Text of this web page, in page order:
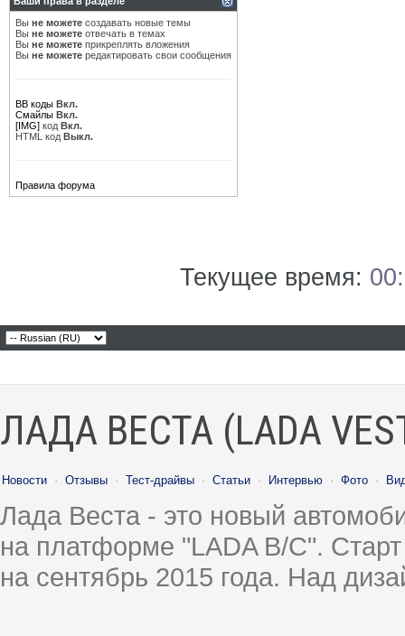
Вы не можете создавать новые темы
Вы не можете отвечать в темах
Вы не можете прикреплять вложения
Вы не можете редактировать свои сообщения
BB коды Вкл.
Смайлы Вкл.
[IMG] код Вкл.
HTML код Выкл.
Правила форума
Текущее время:
ЛАДА ВЕСТА (LADA
Новости · Отзывы · Тест-драйвы · Статьи · Интервью · Фото ·
Лада Веста - это новый
на платформе "LADA B/C".
на сентябрь 2015 года. Над